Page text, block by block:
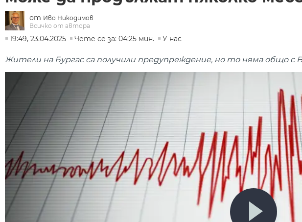
от Иво Никодимов
Всичко от автора
19:49, 23.04.2025
Чете се за: 04:25 мин. У нас
Жители на Бургас са получили предупреждение, но то няма общо с